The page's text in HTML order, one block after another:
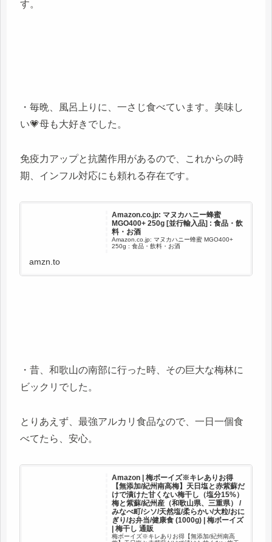
す。
・毎晩、風呂上りに、一さじ食べています。美味し
い💗母も大好きでした。
免疫力アップと抗菌作用があるので、これからの時
期、インフル対応にも頼れる存在です。
Amazon.co.jp: マヌカハニー蜂蜜
MGO400+ 250g [並行輸入品] : 食品・飲
料・お酒
Amazon.co.jp: マヌカハニー蜂蜜 MGO400+
250g : 食品・飲料・お酒
amzn.to
・昔、和歌山の南部に行った時、その巨大な梅林に
ビックリでした。
とりあえず、最強アルカリ食品なので、一日一個食
べてたら、安心。
Amazon | 梅ボーイズ※キレありお得
【無添加/紀州南高梅】天日塩と赤紫蘇だ
けで漬けた甘くない梅干し（塩分15%）
梅と紫蘇/紀州産（和歌山県、三重県） /
みなべ町/シソ/天然塩/柔らかい/大粒/おに
ぎり/お弁当/健康食 (1000g) | 梅ボーイズ
| 梅干し 通販
梅ボーイズ※キレありお得【無添加/紀州南高